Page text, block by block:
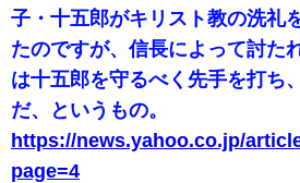
子・十五郎がキリスト教の洗礼
たのですが、信長によって討た
は十五郎を守るべく先手を打ち
だ、というもの。
https://news.yahoo.co.jp/
page=4